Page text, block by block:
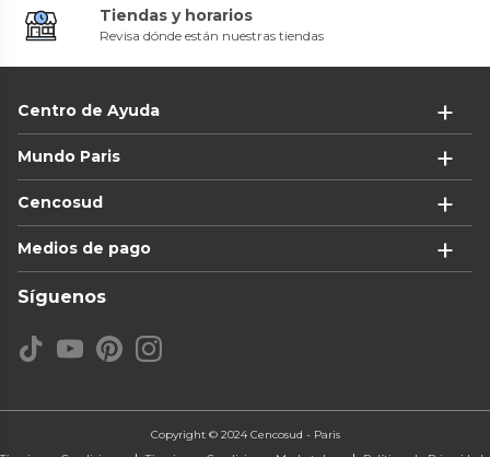
Tiendas y horarios
Revisa dónde están nuestras tiendas
Centro de Ayuda
Mundo Paris
Cencosud
Medios de pago
Síguenos
Copyright © 2024 Cencosud - Paris